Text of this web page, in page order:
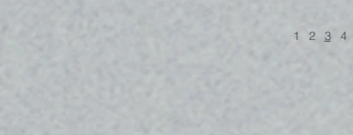
1 2 3 4